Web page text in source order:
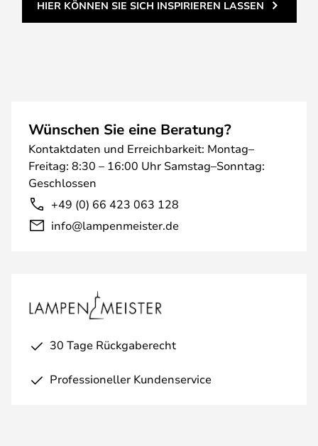
HIER KÖNNEN SIE SICH INSPIRIEREN LASSEN
Wünschen Sie eine Beratung?
Kontaktdaten und Erreichbarkeit: Montag–
Freitag: 8:30 – 16:00 Uhr Samstag–Sonntag:
Geschlossen
+49 (0) 66 423 063 128
info@lampenmeister.de
30 Tage Rückgaberecht
Professioneller Kundenservice